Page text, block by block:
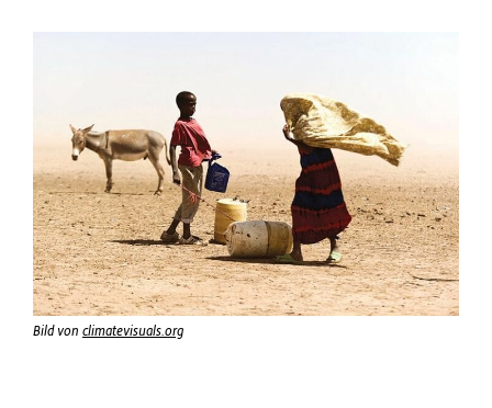
Bild von climatevisuals.org